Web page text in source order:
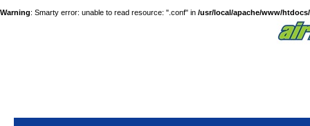
Warning: Smarty error: unable to read resource: ".conf" in /usr/local/apache/www/